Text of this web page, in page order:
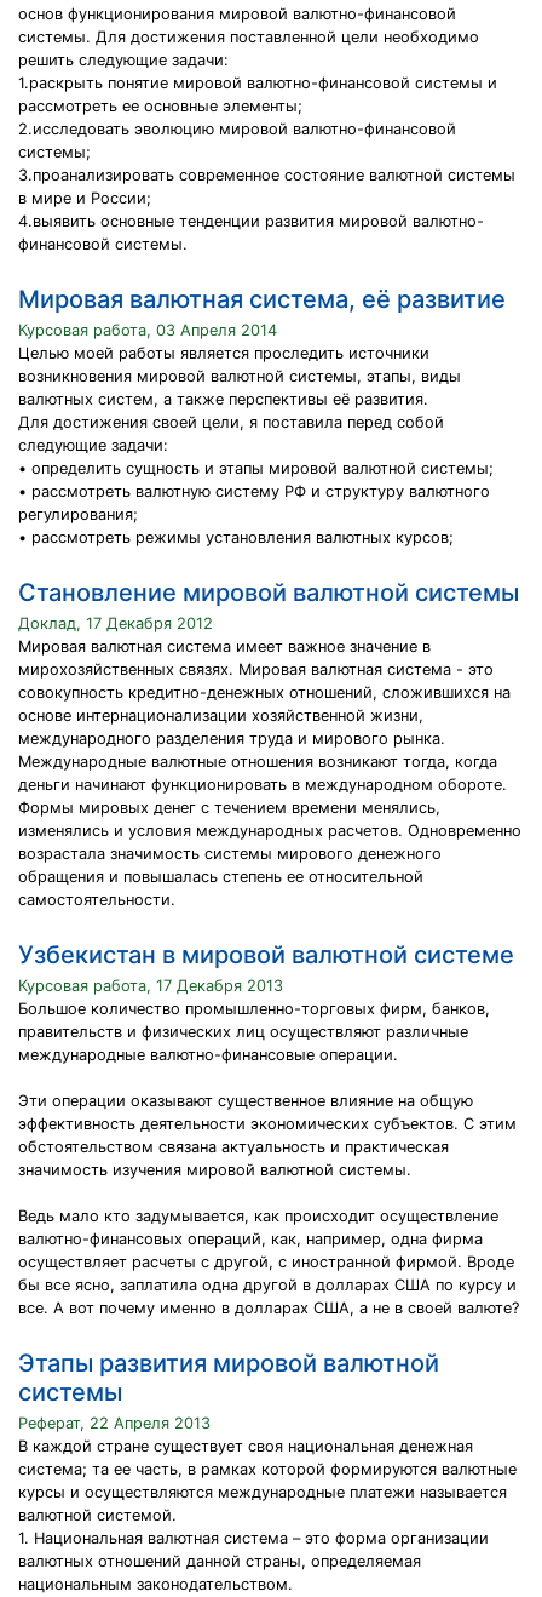
основ функционирования мировой валютно-финансовой
системы. Для достижения поставленной цели необходимо
решить следующие задачи:
1.раскрыть понятие мировой валютно-финансовой системы и
рассмотреть ее основные элементы;
2.исследовать эволюцию мировой валютно-финансовой
системы;
3.проанализировать современное состояние валютной системы
в мире и России;
4.выявить основные тенденции развития мировой валютно-
финансовой системы.
Мировая валютная система, её развитие
Курсовая работа, 03 Апреля 2014
Целью моей работы является проследить источники
возникновения мировой валютной системы, этапы, виды
валютных систем, а также перспективы её развития.
Для достижения своей цели, я поставила перед собой
следующие задачи:
• определить сущность и этапы мировой валютной системы;
• рассмотреть валютную систему РФ и структуру валютного
регулирования;
• рассмотреть режимы установления валютных курсов;
Становление мировой валютной системы
Доклад, 17 Декабря 2012
Мировая валютная система имеет важное значение в
мирохозяйственных связях. Мировая валютная система - это
совокупность кредитно-денежных отношений, сложившихся на
основе интернационализации хозяйственной жизни,
международного разделения труда и мирового рынка.
Международные валютные отношения возникают тогда, когда
деньги начинают функционировать в международном обороте.
Формы мировых денег с течением времени менялись,
изменялись и условия международных расчетов. Одновременно
возрастала значимость системы мирового денежного
обращения и повышалась степень ее относительной
самостоятельности.
Узбекистан в мировой валютной системе
Курсовая работа, 17 Декабря 2013
Большое количество промышленно-торговых фирм, банков,
правительств и физических лиц осуществляют различные
международные валютно-финансовые операции.
Эти операции оказывают существенное влияние на общую
эффективность деятельности экономических субъектов. С этим
обстоятельством связана актуальность и практическая
значимость изучения мировой валютной системы.
Ведь мало кто задумывается, как происходит осуществление
валютно-финансовых операций, как, например, одна фирма
осуществляет расчеты с другой, с иностранной фирмой. Вроде
бы все ясно, заплатила одна другой в долларах США по курсу и
все. А вот почему именно в долларах США, а не в своей валюте?
Этапы развития мировой валютной
системы
Реферат, 22 Апреля 2013
В каждой стране существует своя национальная денежная
система; та ее часть, в рамках которой формируются валютные
курсы и осуществляются международные платежи называется
валютной системой.
1. Национальная валютная система – это форма организации
валютных отношений данной страны, определяемая
национальным законодательством.